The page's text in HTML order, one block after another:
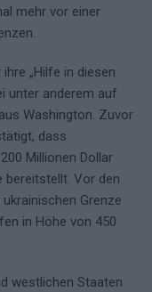
mehr vor einer
„Hilfe in diesen
unter anderem auf
Washington. Zuvor
dass
Millionen Dollar
bereitstellt. Vor den
Grenze
in Höhe von 450
westlichen Staaten